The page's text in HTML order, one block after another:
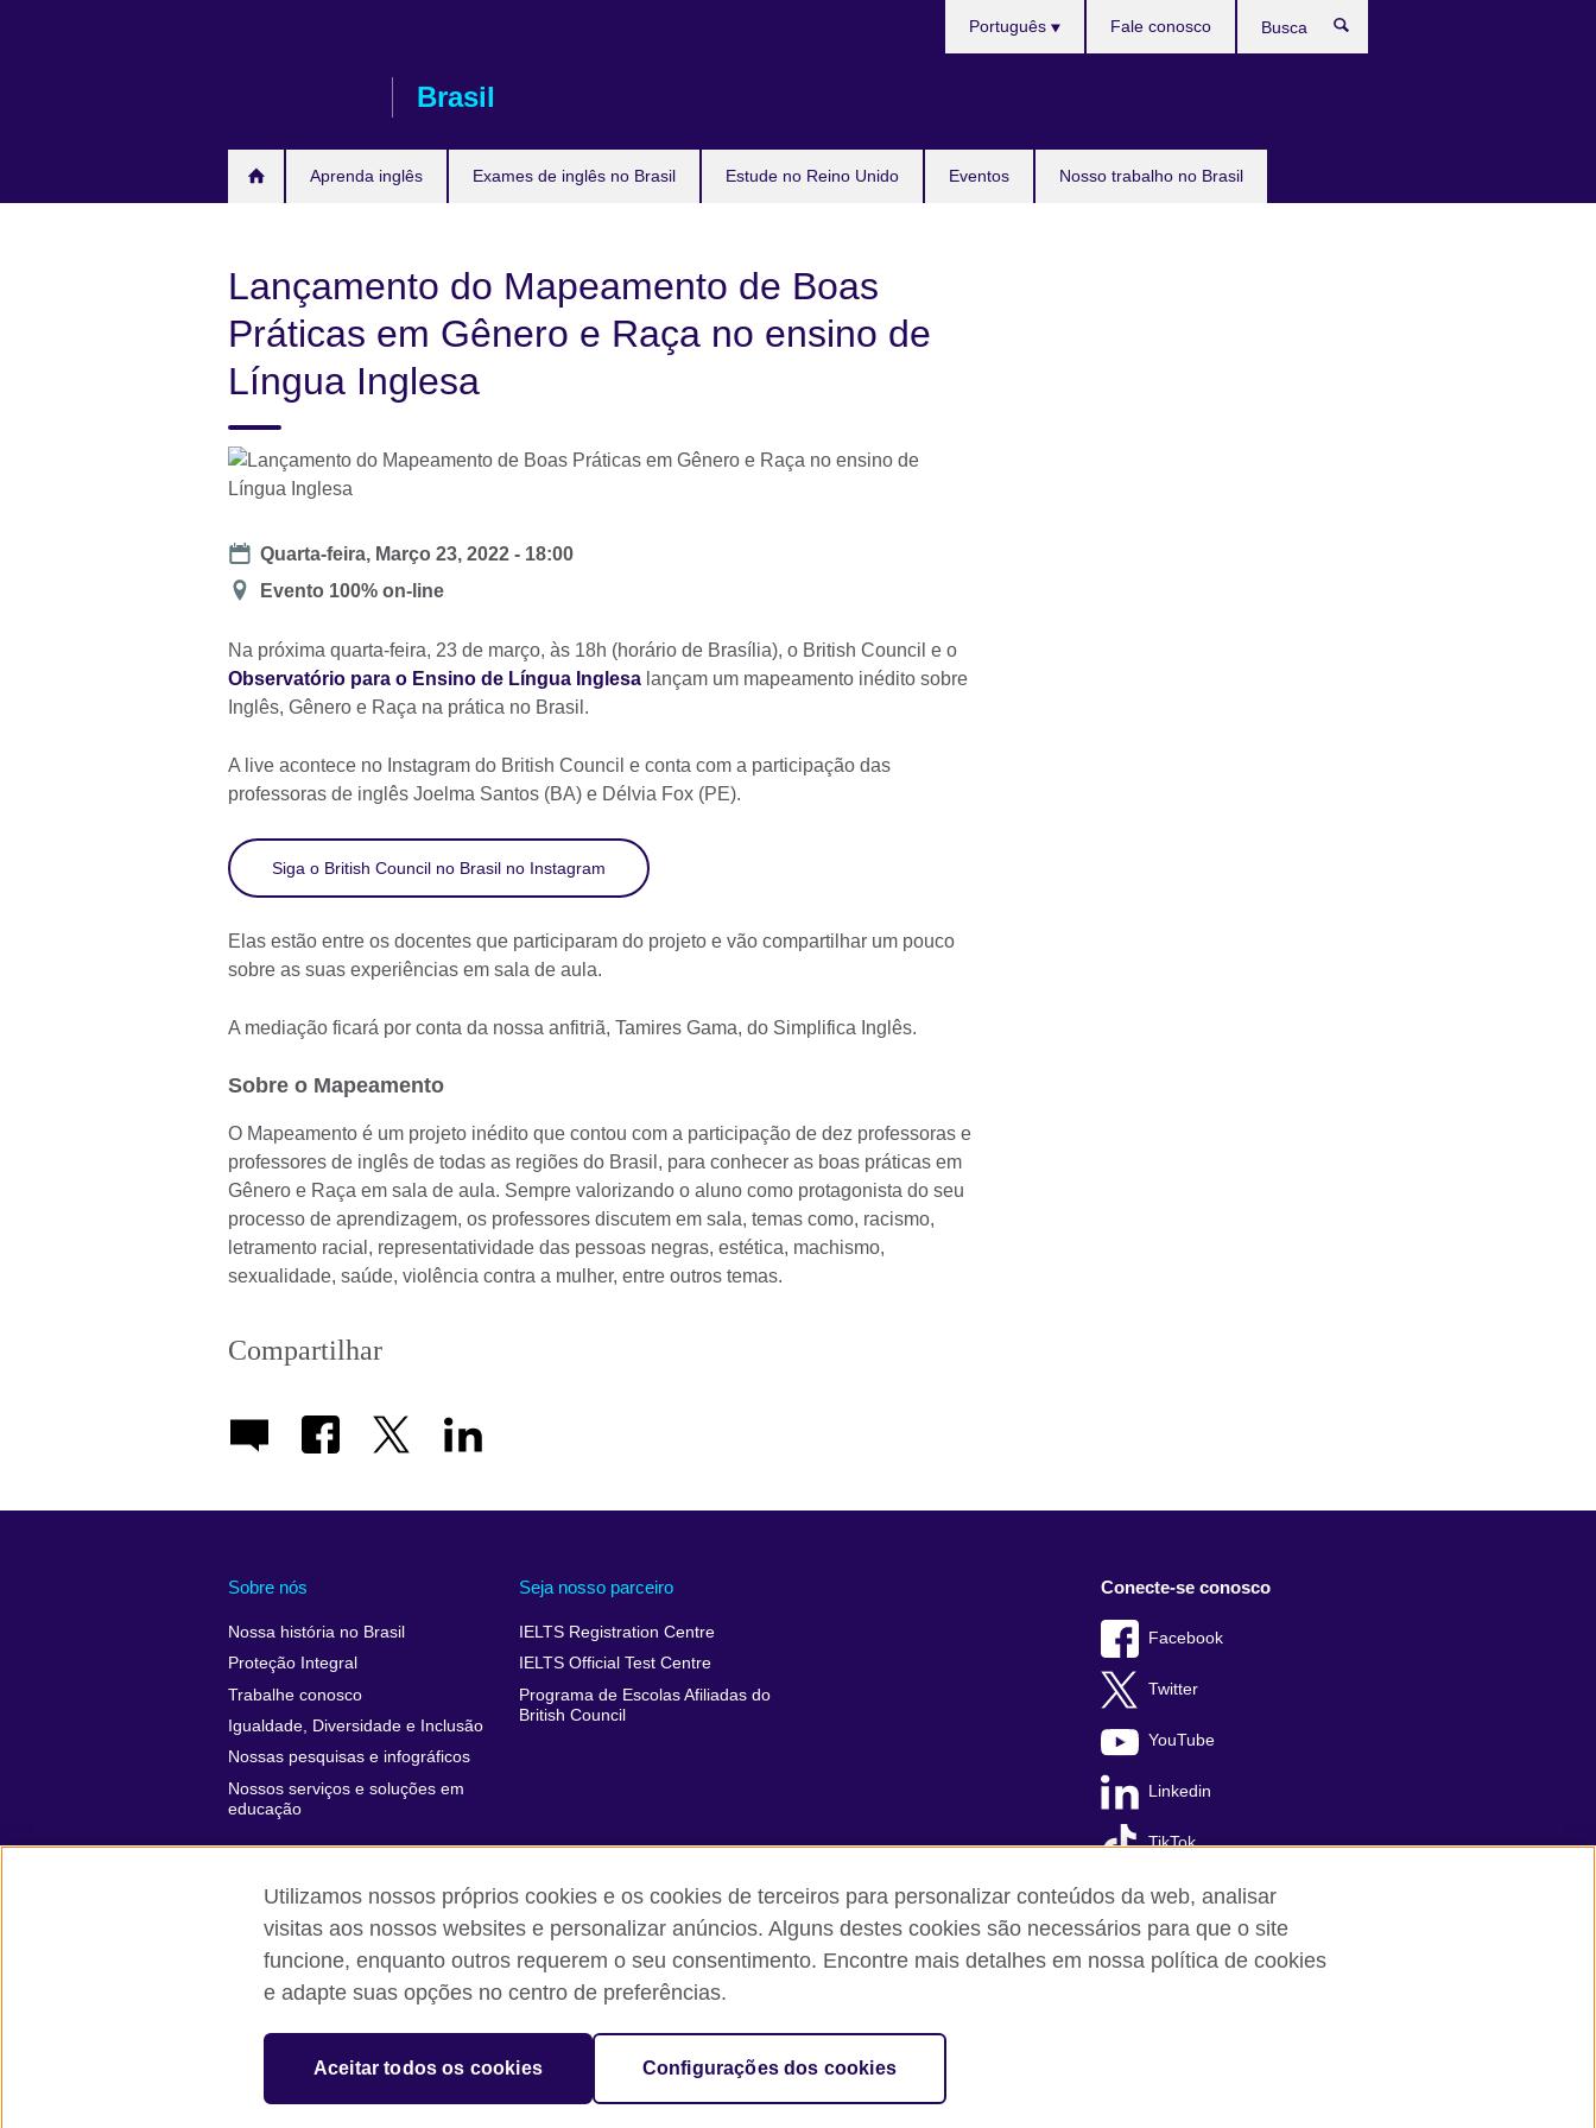
Brasil
Aprenda inglês Exames de inglês no Brasil Estude no Reino Unido Eventos Nosso trabalho no Brasil
Português Fale conosco
Lançamento do Mapeamento de Boas
Práticas em Gênero e Raça no ensino de
Língua Inglesa
Date
Quarta-feira, Março 23, 2022 - 18:00
Location
Evento 100% on-line
Na próxima quarta-feira, 23 de março, às 18h (horário de Brasília), o British Council e o
Observatório para o Ensino de Língua Inglesa lançam um mapeamento inédito sobre
Inglês, Gênero e Raça na prática no Brasil.
A live acontece no Instagram do British Council e conta com a participação das
professoras de inglês Joelma Santos (BA) e Délvia Fox (PE).
Siga o British Council no Brasil no Instagram
Elas estão entre os docentes que participaram do projeto e vão compartilhar um pouco
sobre as suas experiências em sala de aula.
A mediação ficará por conta da nossa anfitriã, Tamires Gama, do Simplifica Inglês.
Sobre o Mapeamento
O Mapeamento é um projeto inédito que contou com a participação de dez professoras e
professores de inglês de todas as regiões do Brasil, para conhecer as boas práticas em
Gênero e Raça em sala de aula. Sempre valorizando o aluno como protagonista do seu
processo de aprendizagem, os professores discutem em sala, temas como, racismo,
letramento racial, representatividade das pessoas negras, estética, machismo,
sexualidade, saúde, violência contra a mulher, entre outros temas.
Compartilhar
Sobre nós
Nossa história no Brasil
Proteção Integral
Trabalhe conosco
Igualdade, Diversidade e Inclusão
Nossas pesquisas e infográficos
Nossos serviços e soluções em
educação
Seja nosso parceiro
IELTS Registration Centre
IELTS Official Test Centre
Programa de Escolas Afiliadas do
British Council
Conecte-se conosco
Facebook
Twitter
YouTube
Linkedin
TikTok
British Council global Comentários e reclamações Política de privacidade e termos de uso Sitemap Cookies
A registered charity: 209131 (England and Wales) SC037733 (Scotland).
Utilizamos nossos próprios cookies e os cookies de terceiros para personalizar conteúdos da web, analisar
visitas aos nossos websites e personalizar anúncios. Alguns destes cookies são necessários para que o site
funcione, enquanto outros requerem o seu consentimento. Encontre mais detalhes em nossa política de cookies
e adapte suas opções no centro de preferências.
Aceitar todos os cookies Configurações dos cookies